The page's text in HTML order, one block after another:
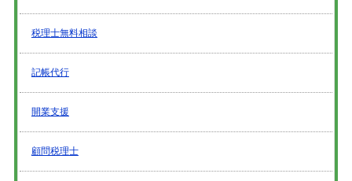
税理士無料相談
記帳代行
開業支援
顧問税理士